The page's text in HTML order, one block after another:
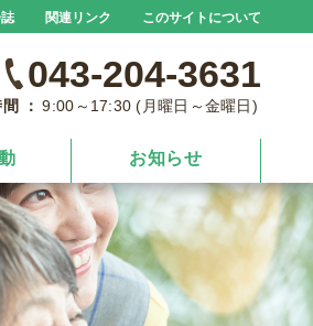
関連リンク このサイトについて
043-204-3631
： 9:00～17:30 (月曜日～金曜日)
お知らせ